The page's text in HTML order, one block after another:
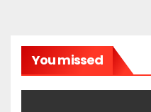
You missed